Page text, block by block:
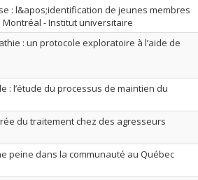
: l&apos;identification de jeunes membres
- Institut universitaire
: un protocole exploratoire à l’aide de
: l’étude du processus de maintien du
du traitement chez des agresseurs
peine dans la communauté au Québec